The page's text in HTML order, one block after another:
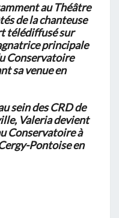
au Théâtre
de la chanteuse
télédiffusé sur
principale
Conservatoire
sa venue en
sein des CRD de
Valeria devient
Conservatoire à
Pontoise en